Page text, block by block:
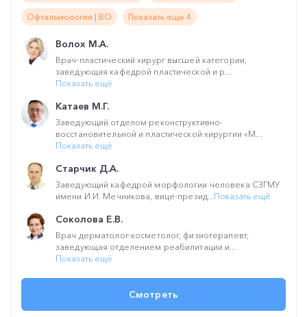
Офтальмология | ВО Показать ещё 4
Волох М.А.
Врач-пластический хирург высшей категории,
заведующая кафедрой пластической и р...
Показать ещё
Катаев М.Г.
Заведующий отделом реконструктивно-
восстановительной и пластической хирургии «М...
Показать ещё
Старчик Д.А.
Заведующий кафедрой морфологии человека СЗГМУ
имени И.И. Мечникова, вице-презид...Показать ещё
Соколова Е.В.
Врач дерматолог-косметолог, физиотерапевт,
заведующая отделением реабилитации и...
Показать ещё
Смотреть